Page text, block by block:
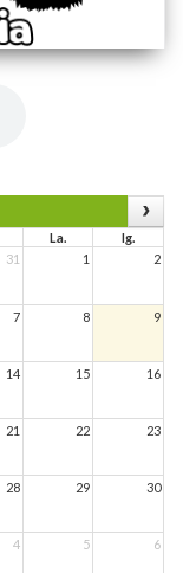
La.
Ig.
31 1 2
7 8 9
14 15 16
21 22 23
28 29 30
4 5 6